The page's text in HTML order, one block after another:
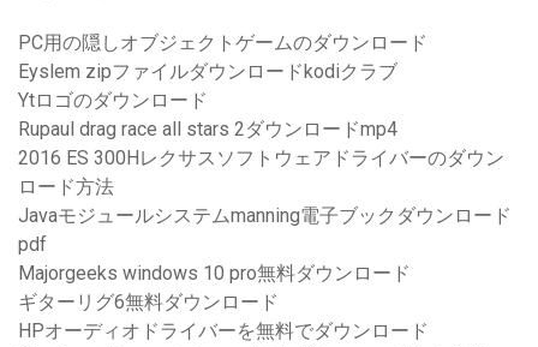
PC用の隠しオブジェクトゲームのダウンロード
Eyslem zipファイルダウンロードkodiクラブ
Ytロゴのダウンロード
Rupaul drag race all stars 2ダウンロードmp4
2016 ES 300Hレクサスソフトウェアドライバーのダウン
ロード方法
Javaモジュールシステムmanning電子ブックダウンロード
pdf
Majorgeeks windows 10 pro無料ダウンロード
ギターリグ6無料ダウンロード
HPオーディオドライバーを無料でダウンロード